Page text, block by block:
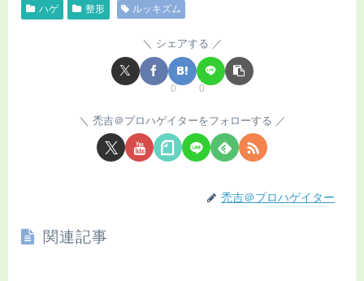
ハゲ
整形 ルッキズム
シェアする
0 0
禿吉＠プロハゲイターをフォローする
禿吉＠プロハゲイター
関連記事